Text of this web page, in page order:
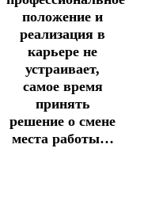
положение и
реализация в
карьере не
устраивает,
самое время
принять
решение о смене
места работы…